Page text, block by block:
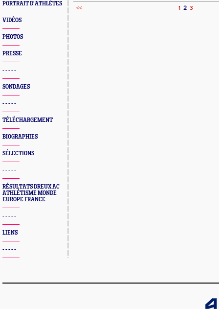
PORTRAIT D'ATHLÈTES
VIDÉOS
PHOTOS
PRESSE
- - - - -
SONDAGES
- - - - -
TÉLÉCHARGEMENT
BIOGRAPHIES
SÉLECTIONS
- - - - -
RÉSULTATS DREUX AC
ATHLÉTISME MONDE
EUROPE FRANCE
- - - - -
LIENS
- - - - -
<<
1 2 3